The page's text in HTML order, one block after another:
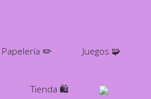
Papelería ✏️ Juegos 🧩
Tienda 🛍️